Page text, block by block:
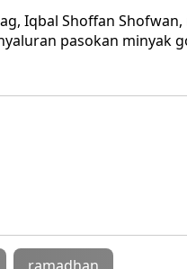
Iqbal Shoffan
pasokan minyak